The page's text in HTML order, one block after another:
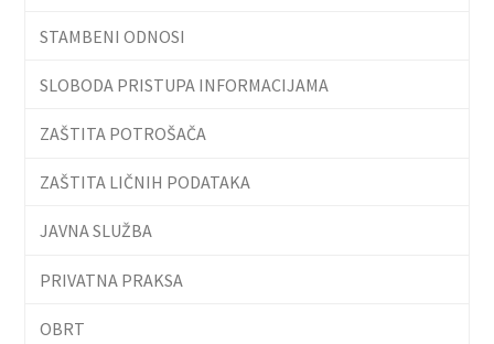
STAMBENI ODNOSI
SLOBODA PRISTUPA INFORMACIJAMA
ZAŠTITA POTROŠAČA
ZAŠTITA LIČNIH PODATAKA
JAVNA SLUŽBA
PRIVATNA PRAKSA
OBRT